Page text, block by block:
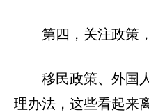
第四，关注政策
移民政策、外国
理办法，这些看起来